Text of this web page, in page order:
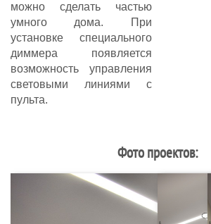
можно сделать частью
умного дома. При
установке специального
диммера появляется
возможность управления
световыми линиями с
пульта.
Фото проектов: